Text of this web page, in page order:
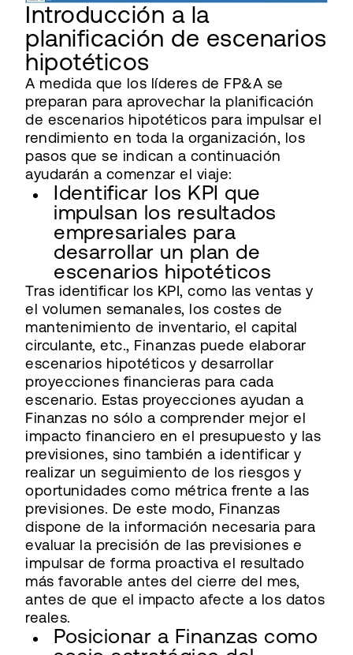
Introducción a la
planificación de escenarios
hipotéticos
A medida que los líderes de FP&A se
preparan para aprovechar la planificación
de escenarios hipotéticos para impulsar el
rendimiento en toda la organización, los
pasos que se indican a continuación
ayudarán a comenzar el viaje:
Identificar los KPI que
impulsan los resultados
empresariales para
desarrollar un plan de
escenarios hipotéticos
Tras identificar los KPI, como las ventas y
el volumen semanales, los costes de
mantenimiento de inventario, el capital
circulante, etc., Finanzas puede elaborar
escenarios hipotéticos y desarrollar
proyecciones financieras para cada
escenario. Estas proyecciones ayudan a
Finanzas no sólo a comprender mejor el
impacto financiero en el presupuesto y las
previsiones, sino también a identificar y
realizar un seguimiento de los riesgos y
oportunidades como métrica frente a las
previsiones. De este modo, Finanzas
dispone de la información necesaria para
evaluar la precisión de las previsiones e
impulsar de forma proactiva el resultado
más favorable antes del cierre del mes,
antes de que el impacto afecte a los datos
reales.
Posicionar a Finanzas como